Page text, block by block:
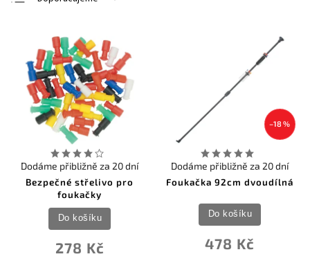
Nejdražší
Nejprodávanější
Abecedně
Bezpečné střelivo pro
foukačky
Dodáme přibližně za 20 dní
278 Kč
Do košíku
–18 %
Foukačka 92cm dvoudílná
Dodáme přibližně za 20 dní
478 Kč
Do košíku